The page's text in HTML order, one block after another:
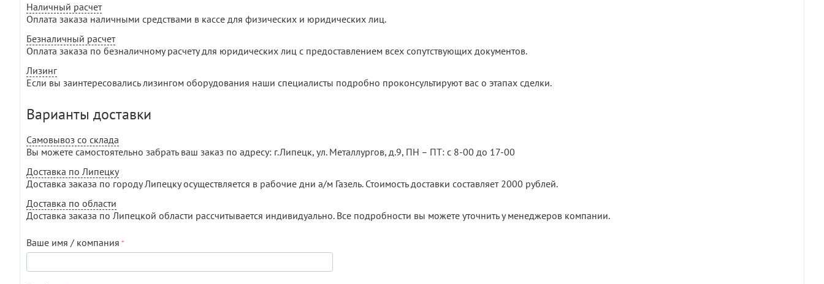
Наличный расчет
Оплата заказа наличными средствами в кассе для физических и юридических лиц.
Безналичный расчет
Оплата заказа по безналичному расчету для юридических лиц с предоставлением всех сопутствующих документов.
Лизинг
Если вы заинтересовались лизингом оборудования наши специалисты подробно проконсультируют вас о этапах сделки.
Варианты доставки
Самовывоз со склада
Вы можете самостоятельно забрать ваш заказ по адресу: г.Липецк, ул. Металлургов, д.9, ПН – ПТ: с 8-00 до 17-00
Доставка по Липецку
Доставка заказа по городу Липецку осуществляется в рабочие дни а/м Газель. Стоимость доставки составляет 2000 рублей.
Доставка по области
Доставка заказа по Липецкой области рассчитывается индивидуально. Все подробности вы можете уточнить у менеджеров компании.
Ваше имя / компания